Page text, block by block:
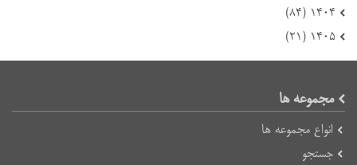
۱۴۰۴ (۸۴)
۱۴۰۵ (۲۱)
مجموعه ها
انواع مجموعه ها
جستجو